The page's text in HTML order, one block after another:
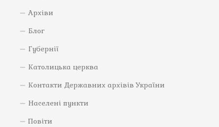
Архіви
Блог
Губернії
Католицька церква
Контакти Державних архівів України
Населені пункти
Повіти